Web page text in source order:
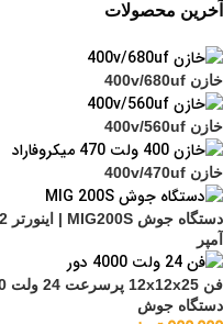
آخرین محصولات
خازن 400v/680uf
خازن 400v/560uf
خازن 400v/470uf
آمپر
دستگاه جوش